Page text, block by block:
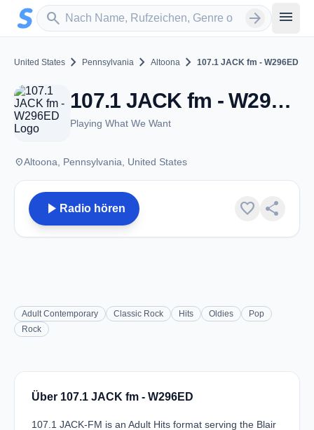
Zum Hauptinhalt springen
search
Sender suchen arrow_forward menu
United States chevron_right Pennsylvania chevron_right Altoona chevron_right 107.1 JACK fm - W296ED
107.1 JACK fm - W296ED - FM 107.1 - Altoona, PA
Playing What We Want
placeAltoona, Pennsylvania, United States
play_arrow Radio hören favorite share
Adult Contemporary Classic Rock Hits Oldies
Pop
Rock
Über 107.1 JACK fm - W296ED
107.1 JACK-FM is an Adult Hits format serving the Blair